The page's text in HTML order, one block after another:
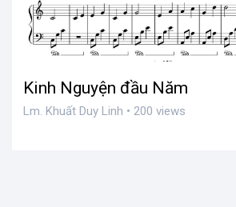
Kinh Nguyện đầu Năm
Lm. Khuất Duy Linh • 200 views